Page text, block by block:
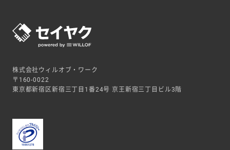
株式会社ウィルオブ・ワーク
〒160-0022
東京都新宿区新宿三丁目1番24号 京王新宿三丁目ビル3階